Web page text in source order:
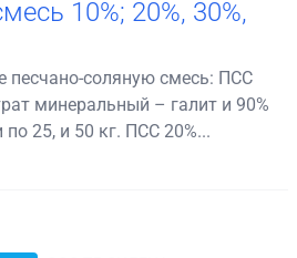
10%; 20%, 30%,
песчано-соляную смесь: ПСС
минеральный – галит и 90%
25, и 50 кг. ПСС 20%...